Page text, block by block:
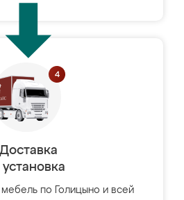
Доставка
установка
по Голицыно и всей